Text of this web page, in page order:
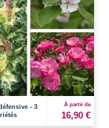
- 3
À partir de
16,90 €